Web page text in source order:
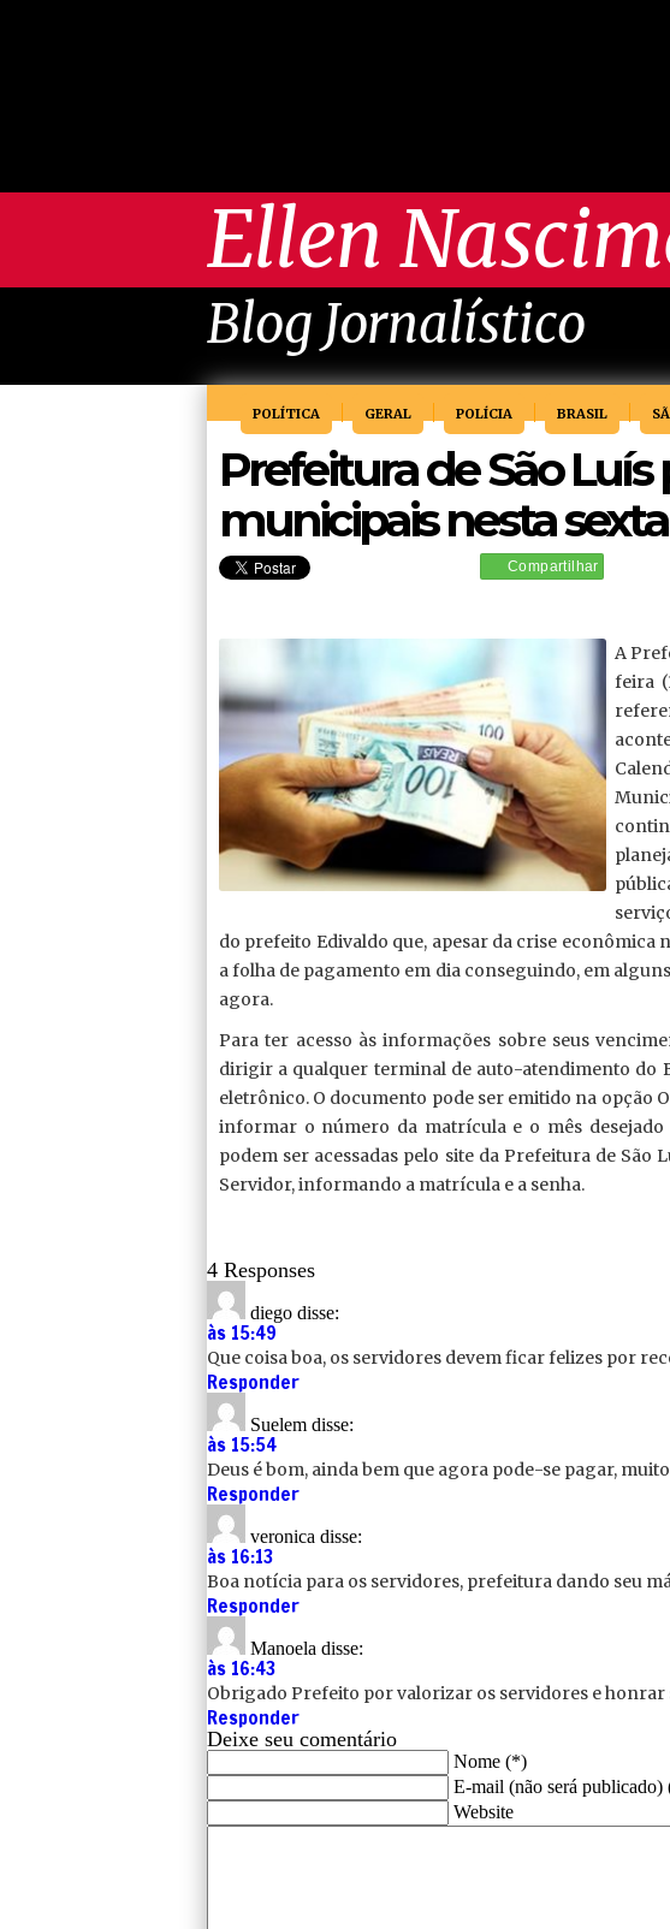
Ellen
Blog Jornalístico
POLÍTICA GERAL POLÍCIA BRASIL
Prefeitura de São
municipais nesta
Compartilhar
A
feira
do prefeito Edivaldo que, apesar da crise
a folha de pagamento em dia conseguindo, em
agora.
Para ter acesso às informações sobre seus
dirigir a qualquer terminal de auto-atendimento do
eletrônico. O documento pode ser emitido na opção
informar o número da matrícula e o mês
podem ser acessadas pelo site da Prefeitura de São
Servidor, informando a matrícula e a senha.
4 Responses
diego disse:
às 15:49
Que coisa boa, os servidores devem ficar felizes por
Responder
Suelem disse:
às 15:54
Deus é bom, ainda bem que agora pode-se pagar,
Responder
veronica disse:
às 16:13
Boa notícia para os servidores, prefeitura dando seu
Responder
Manoela disse:
às 16:43
Obrigado Prefeito por valorizar os servidores e honrar
Responder
Deixe seu comentário
Nome (*)
E-mail (não será publicado)
Website